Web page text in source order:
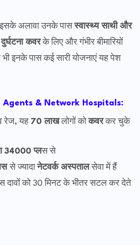
अलावा उनके पासस्वास्थ्य साथी और
दुर्घटना कवरके लिए और गंभीर बीमारियों
इनके पास कई सारी योजनाएं यह पेश
& Network Hospitals:
रेज, यह 70 लाखलोगों कोकवरकर चुके
34000 प्लस से
से ज्यादानेटवर्क अस्पतालसेवा में हैं
को 30 मिनट के भीतर सटल कर देते